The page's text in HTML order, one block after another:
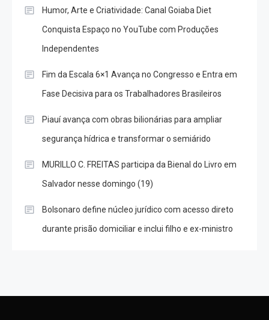
Humor, Arte e Criatividade: Canal Goiaba Diet
Conquista Espaço no YouTube com Produções
Independentes
Fim da Escala 6×1 Avança no Congresso e Entra em
Fase Decisiva para os Trabalhadores Brasileiros
Piauí avança com obras bilionárias para ampliar
segurança hídrica e transformar o semiárido
MURILLO C. FREITAS participa da Bienal do Livro em
Salvador nesse domingo (19)
Bolsonaro define núcleo jurídico com acesso direto
durante prisão domiciliar e inclui filho e ex-ministro